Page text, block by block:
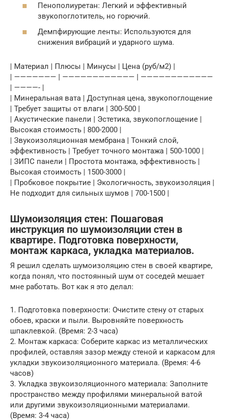
Пенополиуретан: Легкий и эффективный
звукопоглотитель, но горючий.
Демпфирующие ленты: Используются для
снижения вибраций и ударного шума.
| Материал | Плюсы | Минусы | Цена (руб/м2) |
| ——————— | ———————————— | ————————————
| ————- |
| Минеральная вата | Доступная цена, звукопоглощение
| Требует защиты от влаги | 300-500 |
| Акустические панели | Эстетика, звукопоглощение |
Высокая стоимость | 800-2000 |
| Звукоизоляционная мембрана | Тонкий слой,
эффективность | Требует точного монтажа | 500-1000 |
| ЗИПС панели | Простота монтажа, эффективность |
Высокая стоимость | 1500-3000 |
| Пробковое покрытие | Экологичность, звукоизоляция |
Не подходит для сильных шумов | 700-1500 |
Шумоизоляция стен: Пошаговая
инструкция по шумоизоляции стен в
квартире. Подготовка поверхности,
монтаж каркаса, укладка материалов.
Я решил сделать шумоизоляцию стен в своей квартире,
когда понял, что постоянный шум от соседей мешает
мне работать. Вот как я это делал:
1. Подготовка поверхности: Очистите стену от старых
обоев, краски и пыли. Выровняйте поверхность
шпаклевкой. (Время: 2-3 часа)
2. Монтаж каркаса: Соберите каркас из металлических
профилей, оставляя зазор между стеной и каркасом для
укладки звукоизоляционного материала. (Время: 4-6
часов)
3. Укладка звукоизоляционного материала: Заполните
пространство между профилями минеральной ватой
или другими звукоизоляционными материалами.
(Время: 3-4 часа)